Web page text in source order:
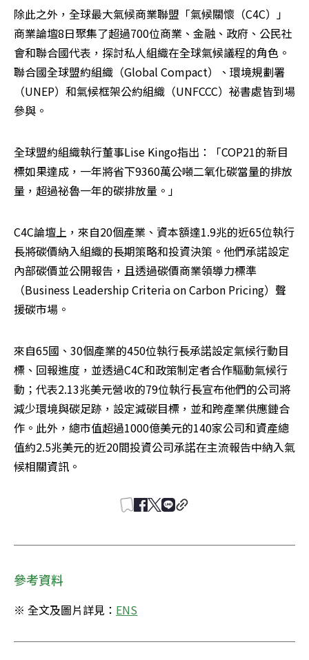
除此之外，全球最大氣候商業聯盟「氣候關懷（C4C）」
商業論壇8日聚集了超過700位商業、金融、政府、公民社
會和聯合國代表，探討私人組織在全球氣候議程的角色。
聯合國全球盟約組織（Global Compact）、環境規劃署
（UNEP）和氣候框架公約組織（UNFCCC）祕書處皆到場
參與。
全球盟約組織執行董事Lise Kingo指出：「COP21的新目
標如果達成，一年將省下9360萬公噸二氧化碳當量的排放
量，超過祕魯一年的碳排放量。」
C4C論壇上，來自20個產業、資本額達1.9兆的近65位執行
長將碳價納入組織的長期策略和投資決策。他們承諾設定
內部碳價並公開報告，且透過碳價商業領導力標準
（Business Leadership Criteria on Carbon Pricing）聲
援碳市場。
來自65國、30個產業的450位執行長承諾設定氣候行動目
標、回報進度，並透過C4C和政策制定者合作驅動氣候行
動；代表2.13兆美元營收的79位執行長宣布他們的公司將
減少環境與碳足跡，設定減碳目標，並和跨產業供應鏈合
作。此外，總市值超過1000億美元的140家公司和資產總
值約2.5兆美元的近20間投資公司承諾在主流報告中納入氣
候相關資訊。
參考資料
※ 全文及圖片詳見： ENS